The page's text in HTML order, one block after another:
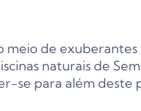
meio de
naturais de
se para além deste